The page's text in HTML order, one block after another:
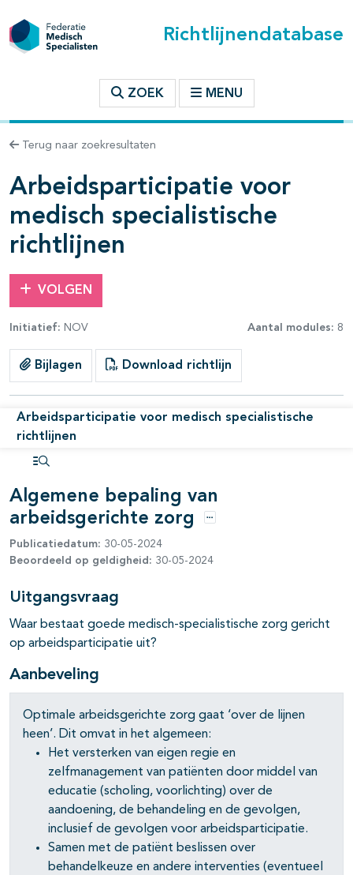
Richtlijnendatabase
ZOEK MENU
Terug naar zoekresultaten
Arbeidsparticipatie voor
medisch specialistische
richtlijnen
VOLGEN
Initiatief: NOV Aantal modules: 8
Bijlagen Download richtlijn
Arbeidsparticipatie voor medisch specialistische
richtlijnen
openklappen
open- en dichtklappen
Algemene bepaling van
arbeidsgerichte zorg
Opties
Publicatiedatum: 30-05-2024
Beoordeeld op geldigheid: 30-05-2024
Uitgangsvraag
Waar bestaat goede medisch-specialistische zorg gericht
op arbeidsparticipatie uit?
Aanbeveling
Optimale arbeidsgerichte zorg gaat ‘over de lijnen
heen’. Dit omvat in het algemeen:
Het versterken van eigen regie en
zelfmanagement van patiënten door middel van
educatie (scholing, voorlichting) over de
aandoening, de behandeling en de gevolgen,
inclusief de gevolgen voor arbeidsparticipatie.
Samen met de patiënt beslissen over
behandelkeuze en andere interventies (eventueel